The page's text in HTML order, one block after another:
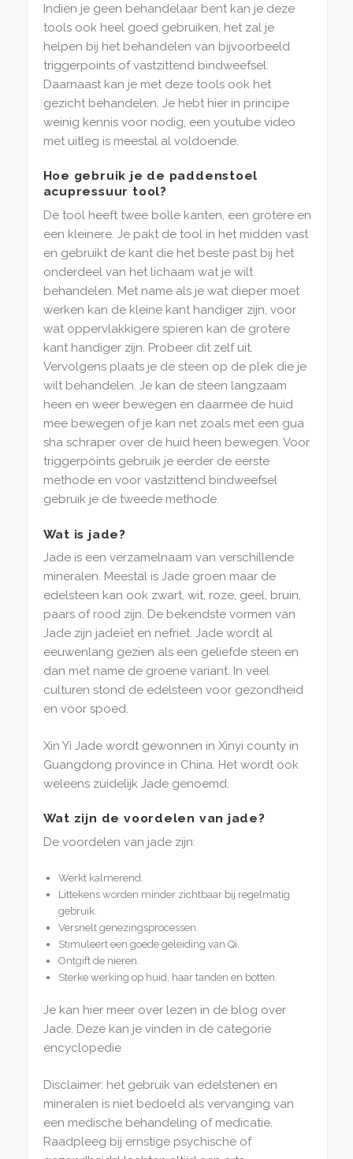
Indien je geen behandelaar bent kan je deze
tools ook heel goed gebruiken, het zal je
helpen bij het behandelen van bijvoorbeeld
triggerpoints of vastzittend bindweefsel.
Daarnaast kan je met deze tools ook het
gezicht behandelen. Je hebt hier in principe
weinig kennis voor nodig, een youtube video
met uitleg is meestal al voldoende.
Hoe gebruik je de paddenstoel
acupressuur tool?
De tool heeft twee bolle kanten, een grotere en
een kleinere. Je pakt de tool in het midden vast
en gebruikt de kant die het beste past bij het
onderdeel van het lichaam wat je wilt
behandelen. Met name als je wat dieper moet
werken kan de kleine kant handiger zijn, voor
wat oppervlakkigere spieren kan de grotere
kant handiger zijn. Probeer dit zelf uit.
Vervolgens plaats je de steen op de plek die je
wilt behandelen. Je kan de steen langzaam
heen en weer bewegen en daarmee de huid
mee bewegen of je kan net zoals met een gua
sha schraper over de huid heen bewegen. Voor
triggerpoints gebruik je eerder de eerste
methode en voor vastzittend bindweefsel
gebruik je de tweede methode.
Wat is jade?
Jade is een verzamelnaam van verschillende
mineralen. Meestal is Jade groen maar de
edelsteen kan ook zwart, wit, roze, geel, bruin,
paars of rood zijn. De bekendste vormen van
Jade zijn jadeïet en nefriet. Jade wordt al
eeuwenlang gezien als een geliefde steen en
dan met name de groene variant. In veel
culturen stond de edelsteen voor gezondheid
en voor spoed.
Xin Yi Jade wordt gewonnen in Xinyi county in
Guangdong province in China. Het wordt ook
weleens zuidelijk Jade genoemd.
Wat zijn de voordelen van jade?
De voordelen van jade zijn:
Werkt kalmerend.
Littekens worden minder zichtbaar bij regelmatig
gebruik.
Versnelt genezingsprocessen.
Stimuleert een goede geleiding van Qi.
Ontgift de nieren.
Sterke werking op huid, haar tanden en botten.
Je kan hier meer over lezen in de blog over
Jade. Deze kan je vinden in de categorie
encyclopedie
Disclaimer: het gebruik van edelstenen en
mineralen is niet bedoeld als vervanging van
een medische behandeling of medicatie.
Raadpleeg bij ernstige psychische of